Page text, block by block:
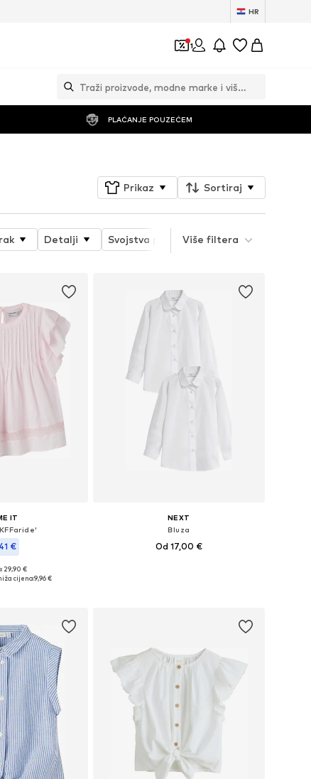
HR
1
PLAĆANJE POUZEĆEM
Prikaz Sortiraj
Detalji Svojstva proizvoda Dužina
Više filtera
IT
€
29,90 €
cijena:9,96 €
NEXT
Bluza
Od 17,00 €